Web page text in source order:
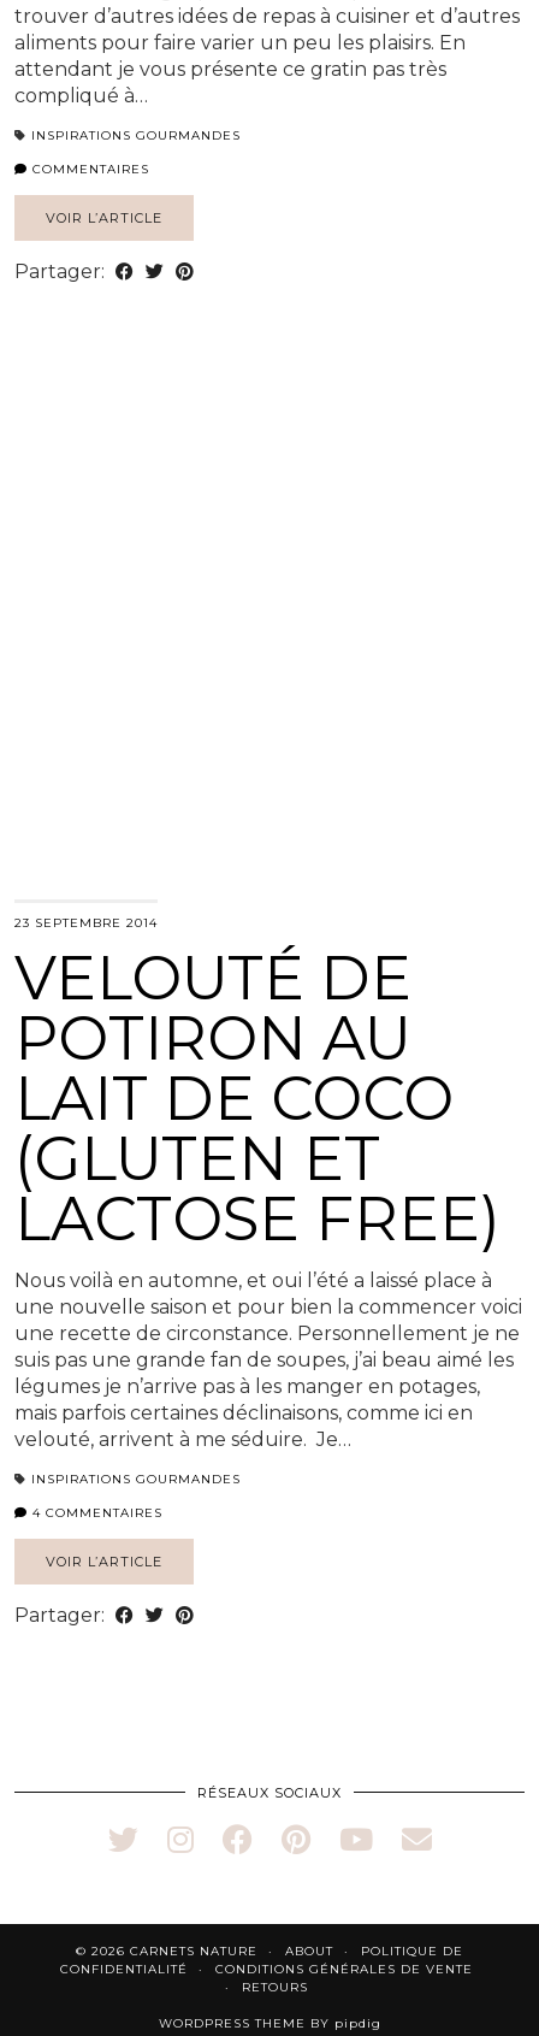
trouver d’autres idées de repas à cuisiner et d’autres
aliments pour faire varier un peu les plaisirs. En
attendant je vous présente ce gratin pas très
compliqué à…
INSPIRATIONS GOURMANDES
COMMENTAIRES
VOIR L’ARTICLE
Partager:
23 SEPTEMBRE 2014
VELOUTÉ DE
POTIRON AU
LAIT DE COCO
(GLUTEN ET
LACTOSE FREE)
Nous voilà en automne, et oui l’été a laissé place à
une nouvelle saison et pour bien la commencer voici
une recette de circonstance. Personnellement je ne
suis pas une grande fan de soupes, j’ai beau aimé les
légumes je n’arrive pas à les manger en potages,
mais parfois certaines déclinaisons, comme ici en
velouté, arrivent à me séduire. Je…
INSPIRATIONS GOURMANDES
4 COMMENTAIRES
VOIR L’ARTICLE
Partager:
RÉSEAUX SOCIAUX
© 2026 CARNETS NATURE ABOUT
POLITIQUE DE
CONFIDENTIALITÉ
CONDITIONS GÉNÉRALES DE VENTE
RETOURS
WORDPRESS THEME BY pipdig